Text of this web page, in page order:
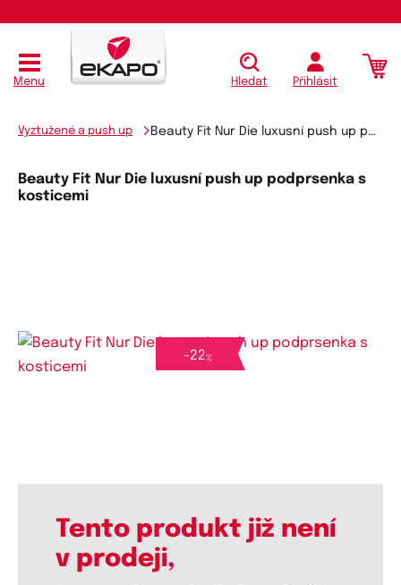
Menu Hledat Přihlásit
Vyztužené a push up Beauty Fit Nur Die luxusní push up podprsenka s kosticemi
Beauty Fit Nur Die luxusní push up podprsenka s
kosticemi
-22%
Tento produkt již není
v prodeji,